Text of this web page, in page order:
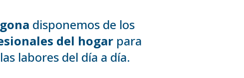
disponemos de los
del hogarpara
labores del día a día.